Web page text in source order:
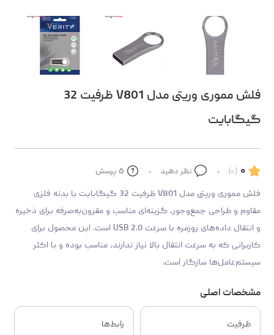
فلش مموری وریتی مدل V801 ظرفیت 32
گیگابایت
۰ (۰) نظر دهید ۵ پرسش
فلش مموری وریتی مدل V801 ظرفیت 32 گیگابایت با بدنه فلزی
مقاوم و طراحی جمع‌وجور، گزینه‌ای مناسب و مقرون‌به‌صرفه برای ذخیره
و انتقال داده‌های روزمره با سرعت USB 2.0 است. این محصول برای
کاربرانی که به سرعت انتقال بالا نیاز ندارند، مناسب بوده و با اکثر
سیستم‌عامل‌ها سازگار است.
مشخصات اصلی
ظرفیت
رابط‌ها